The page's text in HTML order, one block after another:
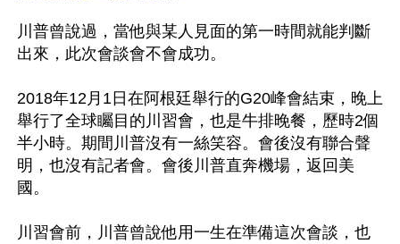
川普曾說過，當他與某人見面的第一時間就能判斷
出來，此次會談會不會成功。
2018年12月1日在阿根廷舉行的G20峰會結束，晚上
舉行了全球矚目的川習會，也是牛排晚餐，歷時2個
半小時。期間川普沒有一絲笑容。會後沒有聯合聲
明，也沒有記者會。會後川普直奔機場，返回美
國。
川習會前，川普曾說他用一生在準備這次會談，也